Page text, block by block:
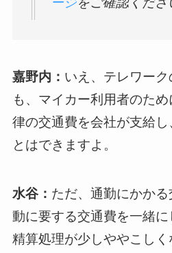
嘉野内： いえ、テレワー
も、マイカー利用者のた
律の交通費を会社が支給
とはできますよ。
水谷： ただ、通勤にかか
動に要する交通費を一緒
精算処理が少しややこし